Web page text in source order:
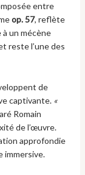
entre
op. 57, reflète
un mécène
reste l’une des
de
captivante. «
Romain
de l’œuvre.
approfondie
immersive.